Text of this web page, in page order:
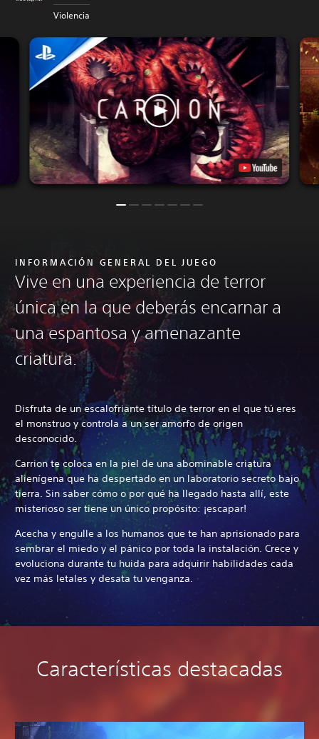
Violencia
INFORMACIÓN GENERAL DEL JUEGO
Vive en una experiencia de terror
única en la que deberás encarnar a
una espantosa y amenazante
criatura.
Disfruta de un escalofriante título de terror en el que tú eres
el monstruo y controla a un ser amorfo de origen
desconocido.
Carrion te coloca en la piel de una abominable criatura
alienígena que ha despertado en un laboratorio secreto bajo
tierra. Sin saber cómo o por qué ha llegado hasta allí, este
misterioso ser tiene un único propósito: ¡escapar!
Acecha y engulle a los humanos que te han aprisionado para
sembrar el miedo y el pánico por toda la instalación. Crece y
evoluciona durante tu huida para adquirir habilidades cada
vez más letales y desata tu venganza.
Características destacadas